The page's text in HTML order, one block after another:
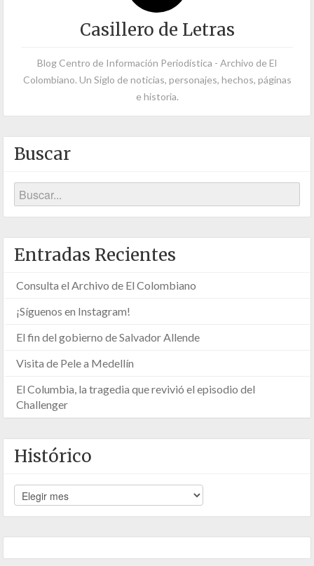
Casillero de Letras
Blog Centro de Información Periodística - Archivo de El
Colombiano. Un Siglo de noticias, personajes, hechos, páginas
e historia.
Buscar
Entradas Recientes
Consulta el Archivo de El Colombiano
¡Síguenos en Instagram!
El fin del gobierno de Salvador Allende
Visita de Pele a Medellín
El Columbia, la tragedia que revivió el episodio del
Challenger
Histórico